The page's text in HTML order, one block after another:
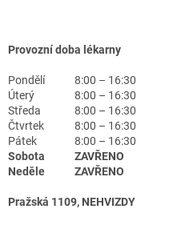
Provozní doba lékarny
Pondělí
8:00 – 16:30
Úterý
8:00 – 16:30
Středa
8:00 – 16:30
Čtvrtek
8:00 – 16:30
Pátek
8:00 – 16:30
Sobota
ZAVŘENO
Neděle
ZAVŘENO
Pražská 1109, NEHVIZDY